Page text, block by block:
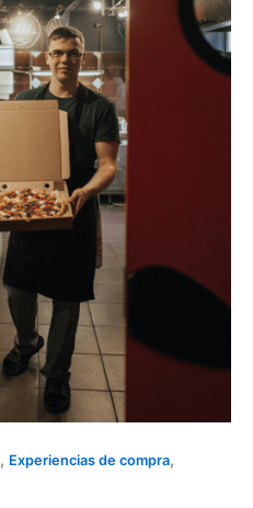
, Experiencias de compra,